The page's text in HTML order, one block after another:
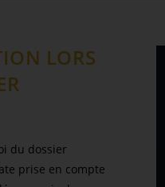
LORS
du dossier
prise en compte